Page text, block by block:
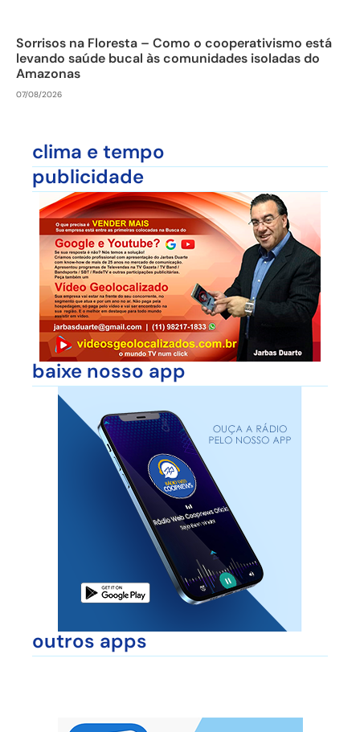
Sorrisos na Floresta – Como o cooperativismo está
levando saúde bucal às comunidades isoladas do
Amazonas
07/08/2026
clima e tempo
publicidade
baixe nosso app
outros apps